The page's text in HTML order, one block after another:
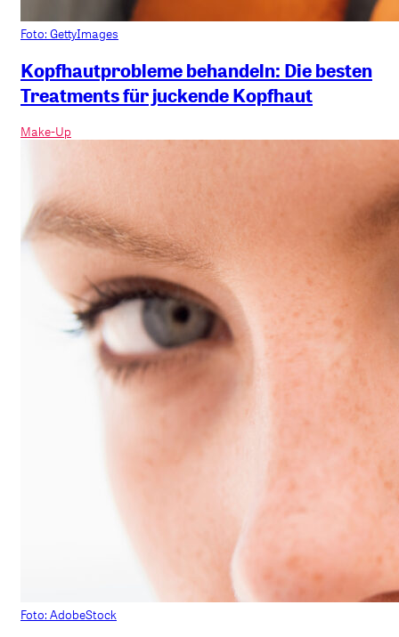
Foto: GettyImages
Kopfhautprobleme behandeln: Die besten
Treatments für juckende Kopfhaut
Make-Up
Foto: AdobeStock